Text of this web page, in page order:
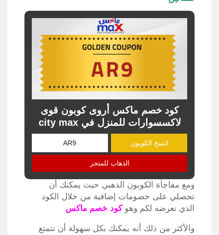
كود خصم ماكس أروى كوبون قوى
لاكسسوارات للمنزل في city max
انسخ الكوبون
الذهاب للمتجر
ومع مفاجأة الكوبون الذهبي حيث يمكنك أن
تحصلي على خصومات إضافية من خلال الكود
الذي نعرضه لكم وهوكود خصم ماكس
والأكثر من ذلك أنه يمكنك بكل سهولة أن تتمتع